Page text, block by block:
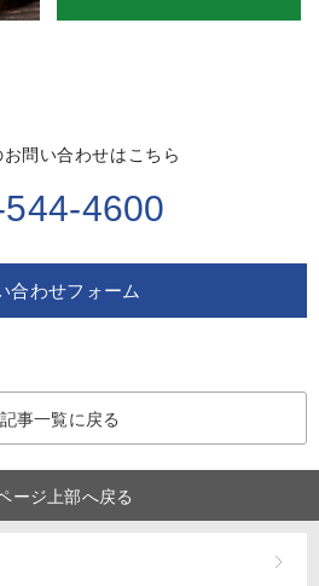
問い合わせはこちら
4600
合わせフォーム
記事一覧に戻る
ージ上部へ戻る